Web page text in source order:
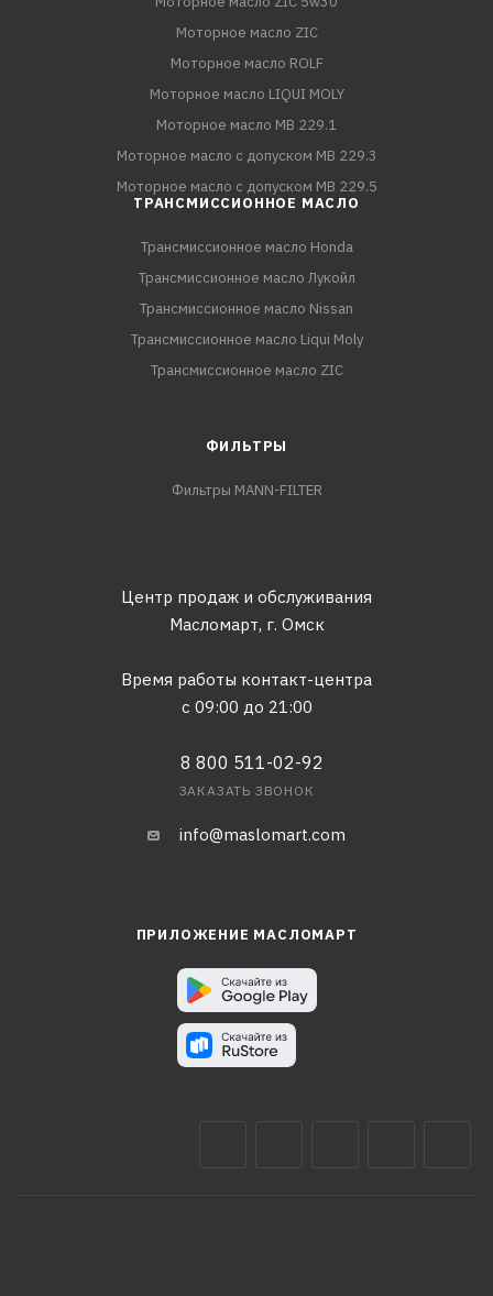
Моторное масло ZIC
Моторное масло ROLF
Моторное масло LIQUI MOLY
Моторное масло MB 229.1
Моторное масло с допуском MB 229.3
Моторное масло с допуском MB 229.5
ТРАНСМИССИОННОЕ МАСЛО
Трансмиссионное масло Honda
Трансмиссионное масло Лукойл
Трансмиссионное масло Nissan
Трансмиссионное масло Liqui Moly
Трансмиссионное масло ZIC
ФИЛЬТРЫ
Фильтры MANN-FILTER
Центр продаж и обслуживания
Масломарт, г. Омск
Время работы контакт-центра
с 09:00 до 21:00
8 800 511-02-92
ЗАКАЗАТЬ ЗВОНОК
info@maslomart.com
ПРИЛОЖЕНИЕ МАСЛОМАРТ